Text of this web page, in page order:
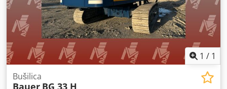
1 / 1
Bušilica
Bauer BG 33 H